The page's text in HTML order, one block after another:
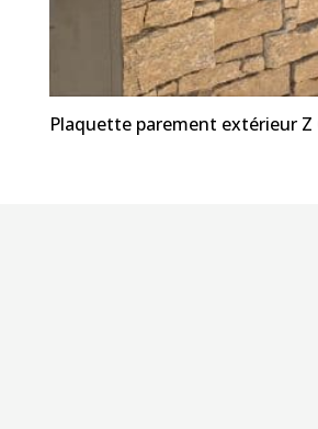
Plaquette parement extérieur Z